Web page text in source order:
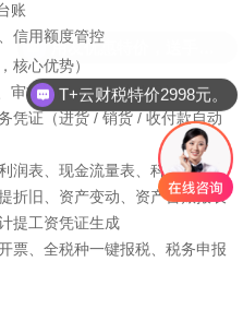
账
信用额度管控
核心优势）
审核记账、期末结转损益
凭证（进货 / 销货 / 收付款自动
润表、现金流量表、科目余额表
折旧、资产变动、资产台账报表
提工资凭证生成
票、全税种一键报税、税务申报
T+云财税特价2998元。